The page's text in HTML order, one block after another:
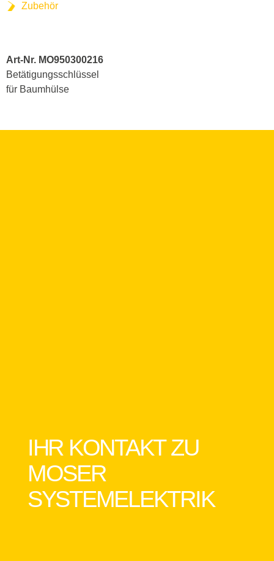
Zubehör
Art-Nr. MO950300216
Betätigungsschlüssel
für Baumhülse
IHR KONTAKT ZU
MOSER
SYSTEMELEKTRIK